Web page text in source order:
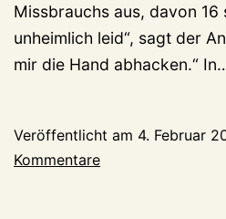
Missbrauchs aus, davon
unheimlich leid“, sagt der
mir die Hand abhacken.“
Veröffentlicht am 4. Februar
Kommentare